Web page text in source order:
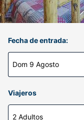
Fecha de entrada:
Dom 9 Agosto
Viajeros
2 Adultos